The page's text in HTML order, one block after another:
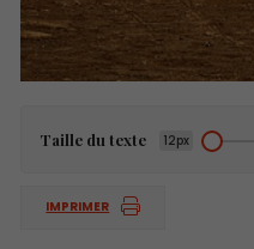
Taille du texte 12px
IMPRIMER